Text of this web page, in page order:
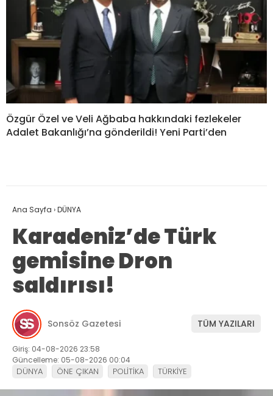
Özgür Özel ve Veli Ağbaba hakkındaki fezlekeler
Adalet Bakanlığı’na gönderildi! Yeni Parti’den
Ana Sayfa ›DÜNYA
Karadeniz’de Türk
gemisine Dron
saldırısı!
Sonsöz Gazetesi TÜM YAZILARI
Giriş: 04-08-2026 23:58
Güncelleme: 05-08-2026 00:04
DÜNYA ÖNE ÇIKAN POLİTİKA TÜRKİYE